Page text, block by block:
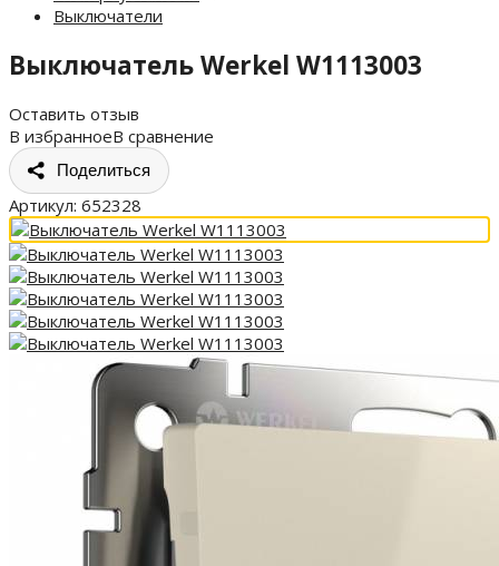
Выключатели
Выключатель Werkel W1113003
Оставить отзыв
В избранноеВ сравнение
Поделиться
Артикул: 652328